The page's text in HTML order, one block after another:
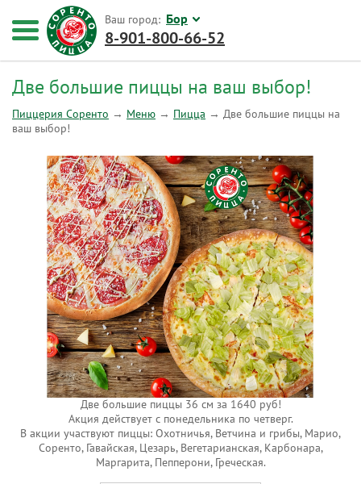
Две большие пиццы на ваш выбор!
Пиццерия Соренто → Меню → Пицца → Две большие пиццы на
ваш выбор!
Две большие пиццы 36 см за 1640 руб!
Акция действует c понедельника по четверг.
В акции участвуют пиццы: Охотничья, Ветчина и грибы, Марио,
Соренто, Гавайская, Цезарь, Вегетарианская, Карбонара,
Маргарита, Пепперони, Греческая.
Ваш город: Бор
8-901-800-66-52